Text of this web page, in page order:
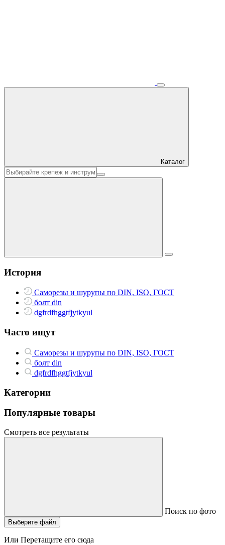
Каталог
История
Саморезы и шурупы по DIN, ISO, ГОСТ
болт din
dgfrdfhggtfjytkyul
Часто ищут
Саморезы и шурупы по DIN, ISO, ГОСТ
болт din
dgfrdfhggtfjytkyul
Категории
Популярные товары
Смотреть все результаты
Поиск по фото
Выберите файл
Или Перетащите его сюда